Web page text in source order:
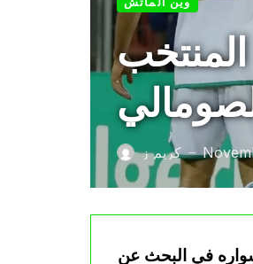
المنتخب
كريم ز —
الجزائري مشواره في البحث عن